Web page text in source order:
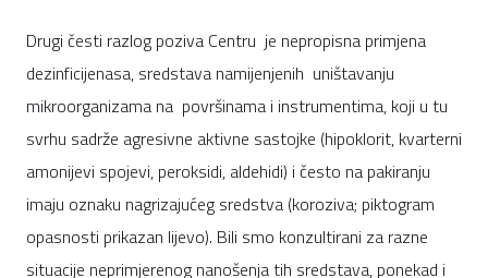
Drugi česti razlog poziva Centru je nepropisna primjena
dezinficijenasa, sredstava namijenjenih uništavanju
mikroorganizama na površinama i instrumentima, koji u tu
svrhu sadrže agresivne aktivne sastojke (hipoklorit, kvarterni
amonijevi spojevi, peroksidi, aldehidi) i često na pakiranju
imaju oznaku nagrizajućeg sredstva (koroziva; piktogram
opasnosti prikazan lijevo). Bili smo konzultirani za razne
situacije neprimjerenog nanošenja tih sredstava, ponekad i